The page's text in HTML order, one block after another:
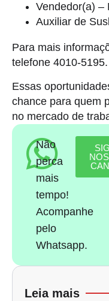
Vendedor(a) –
Auxiliar de
Para mais
telefone 4010-5195.
Essas
chance para quem
no mercado de
Não
perca
mais
tempo!
Acompanhe
pelo
Whatsapp.
Leia mais